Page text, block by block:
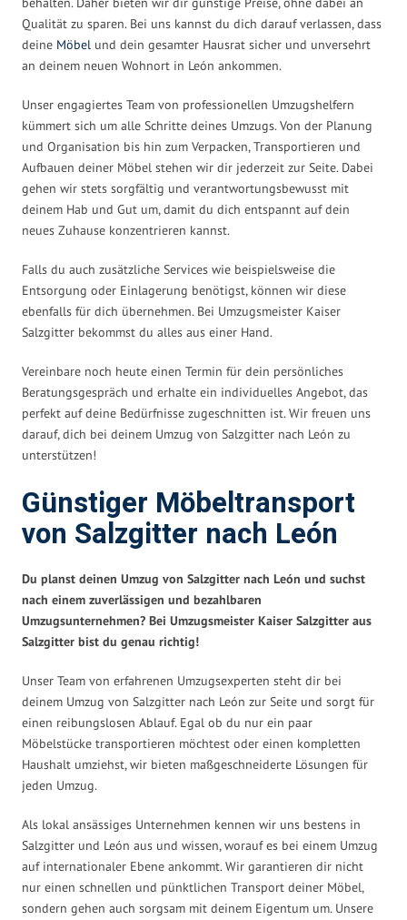
Qualität zu sparen. Bei uns kannst du dich darauf verlassen, dass
deine Möbel und dein gesamter Hausrat sicher und unversehrt
an deinem neuen Wohnort in León ankommen.
Unser engagiertes Team von professionellen Umzugshelfern
kümmert sich um alle Schritte deines Umzugs. Von der Planung
und Organisation bis hin zum Verpacken, Transportieren und
Aufbauen deiner Möbel stehen wir dir jederzeit zur Seite. Dabei
gehen wir stets sorgfältig und verantwortungsbewusst mit
deinem Hab und Gut um, damit du dich entspannt auf dein
neues Zuhause konzentrieren kannst.
Falls du auch zusätzliche Services wie beispielsweise die
Entsorgung oder Einlagerung benötigst, können wir diese
ebenfalls für dich übernehmen. Bei Umzugsmeister Kaiser
Salzgitter bekommst du alles aus einer Hand.
Vereinbare noch heute einen Termin für dein persönliches
Beratungsgespräch und erhalte ein individuelles Angebot, das
perfekt auf deine Bedürfnisse zugeschnitten ist. Wir freuen uns
darauf, dich bei deinem Umzug von Salzgitter nach León zu
unterstützen!
Günstiger Möbeltransport
von Salzgitter nach León
Du planst deinen Umzug von Salzgitter nach León und suchst
nach einem zuverlässigen und bezahlbaren
Umzugsunternehmen? Bei Umzugsmeister Kaiser Salzgitter aus
Salzgitter bist du genau richtig!
Unser Team von erfahrenen Umzugsexperten steht dir bei
deinem Umzug von Salzgitter nach León zur Seite und sorgt für
einen reibungslosen Ablauf. Egal ob du nur ein paar
Möbelstücke transportieren möchtest oder einen kompletten
Haushalt umziehst, wir bieten maßgeschneiderte Lösungen für
jeden Umzug.
Als lokal ansässiges Unternehmen kennen wir uns bestens in
Salzgitter und León aus und wissen, worauf es bei einem Umzug
auf internationaler Ebene ankommt. Wir garantieren dir nicht
nur einen schnellen und pünktlichen Transport deiner Möbel,
sondern gehen auch sorgsam mit deinem Eigentum um. Unsere